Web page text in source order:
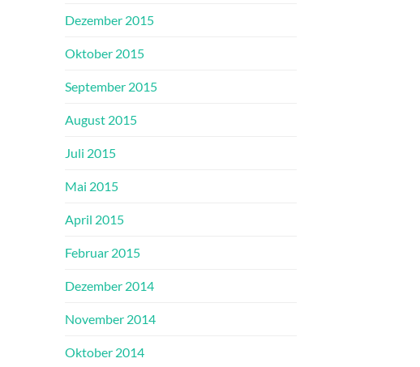
Dezember 2015
Oktober 2015
September 2015
August 2015
Juli 2015
Mai 2015
April 2015
Februar 2015
Dezember 2014
November 2014
Oktober 2014